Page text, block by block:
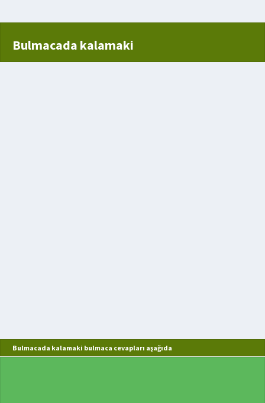
Bulmacada kalamaki
Bulmacada kalamaki bulmaca cevapları aşağıda